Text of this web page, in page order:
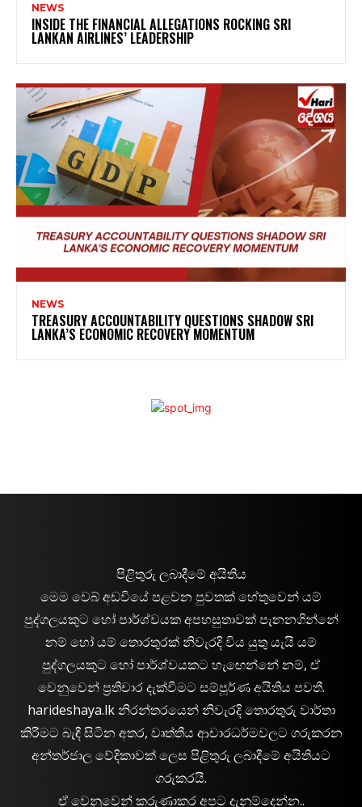
NEWS
INSIDE THE FINANCIAL ALLEGATIONS ROCKING SRI
LANKAN AIRLINES’ LEADERSHIP
NEWS
TREASURY ACCOUNTABILITY QUESTIONS SHADOW SRI
LANKA’S ECONOMIC RECOVERY MOMENTUM
පිළිතුරු ලබාදීමේ අයිතිය
මෙම වෙබ් අඩවියේ පළවන පුවතක් හේතුවෙන් යම්
පුද්ගලයකුට හෝ පාර්ශ්වයක අපහසුතාවක් පැනනගින්නේ
නම් හෝ යම් තොරතුරක් නිවැරදි විය යුතු යැයි යම්
පුද්ගලයකුට හෝ පාර්ශ්වයකට හැඟෙන්නේ නම්, ඒ
වෙනුවෙන් ප්‍රතිචාර දැක්වීමට සම්පූර්ණ අයිතිය පවතී.
harideshaya.lk නිරන්තරයෙන් නිවැරදි තොරතුරු වාර්තා
කිරීමට බැඳී සිටින අතර, වෘත්තීය ආචාරධර්මවලට ගරුකරන
අන්තර්ජාල වේදිකාවක් ලෙස පිළිතුරු ලබාදීමේ අයිතියට
ගරුකරයි.
ඒ වෙනුවෙන් කරුණාකර අපට දැනුම්දෙන්න..